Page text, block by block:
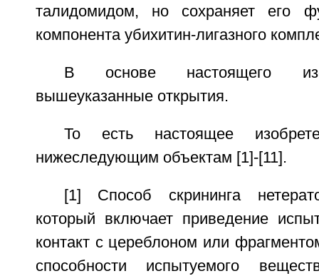
талидомидом, но сохраняет его
компонента убихитин-лигазного
В основе настоящего
вышеуказанные открытия.
То есть настоящее
нижеследующим объектам [1]-[11].
[1] Способ скрининга
который включает приведение
контакт с цереблоном или
способности испытуемого